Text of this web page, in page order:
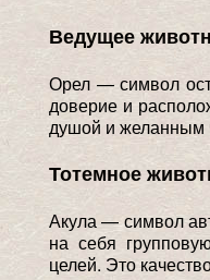
Ведущее
Орел — символ
доверие и
душой и желанным
Тотемное
Акула — символ
на себя
целей. Это